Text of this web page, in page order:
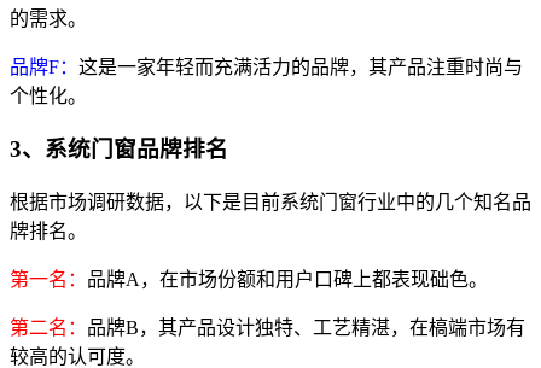
的需求。
品牌F： 这是一家年轻而充满活力的品牌，其产品注重时尚与
个性化。
3、系统门窗品牌排名
根据市场调研数据，以下是目前系统门窗行业中的几个知名品
牌排名。
第一名： 品牌A，在市场份额和用户口碑上都表现础色。
第二名： 品牌B，其产品设计独特、工艺精湛，在槁端市场有
较高的认可度。